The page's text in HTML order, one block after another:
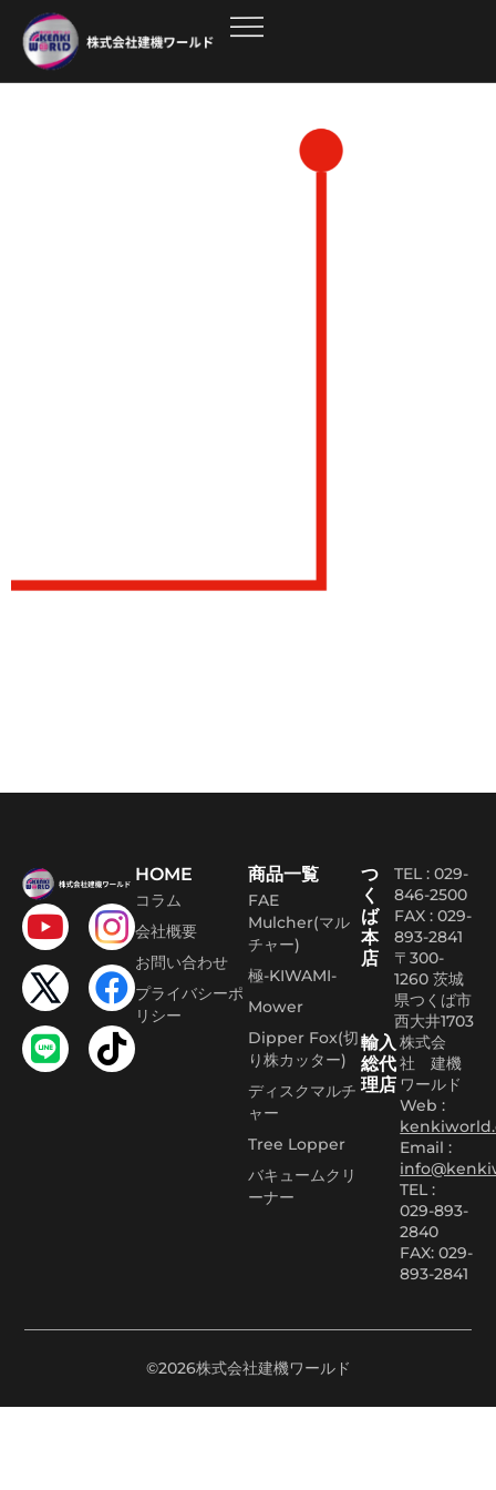
HOME
コラム
会社概要
お問い合わせ
プライバシーポ
リシー
商品一覧
FAE
Mulcher(マル
チャー)
極-KIWAMI-
Mower
Dipper Fox(切
り株カッター)
ディスクマルチ
ャー
Tree Lopper
バキュームクリ
ーナー
つ
く
ば
本
店
TEL : 029-
846-2500
FAX : 029-
893-2841
〒300-
1260 茨城
県つくば市
西大井1703
輸入
総代
理店
株式会
社 建機
ワールド
Web :
Email :
TEL :
029-893-
2840
FAX: 029-
893-2841
©2026株式会社建機ワールド